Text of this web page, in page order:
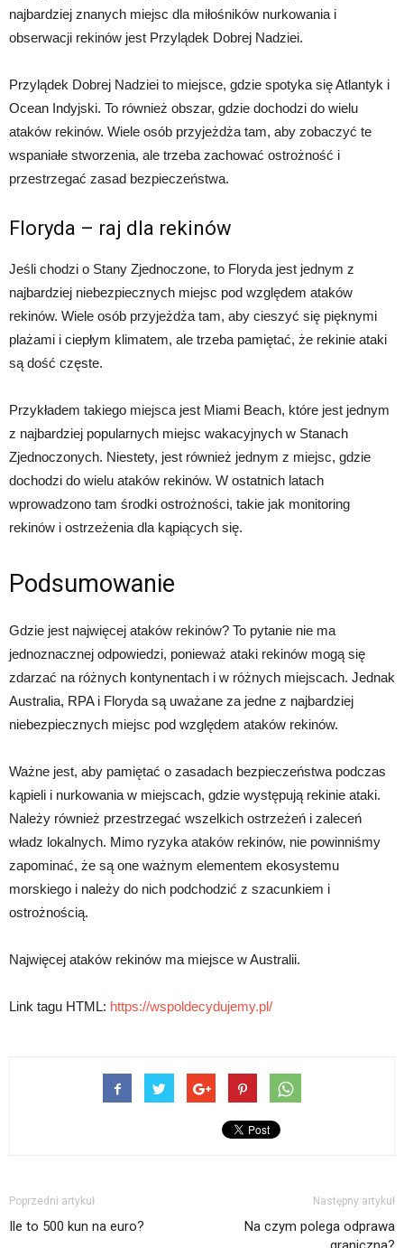
najbardziej znanych miejsc dla miłośników nurkowania i
obserwacji rekinów jest Przylądek Dobrej Nadziei.
Przylądek Dobrej Nadziei to miejsce, gdzie spotyka się Atlantyk i
Ocean Indyjski. To również obszar, gdzie dochodzi do wielu
ataków rekinów. Wiele osób przyjeżdża tam, aby zobaczyć te
wspaniałe stworzenia, ale trzeba zachować ostrożność i
przestrzegać zasad bezpieczeństwa.
Floryda – raj dla rekinów
Jeśli chodzi o Stany Zjednoczone, to Floryda jest jednym z
najbardziej niebezpiecznych miejsc pod względem ataków
rekinów. Wiele osób przyjeżdża tam, aby cieszyć się pięknymi
plażami i ciepłym klimatem, ale trzeba pamiętać, że rekinie ataki
są dość częste.
Przykładem takiego miejsca jest Miami Beach, które jest jednym
z najbardziej popularnych miejsc wakacyjnych w Stanach
Zjednoczonych. Niestety, jest również jednym z miejsc, gdzie
dochodzi do wielu ataków rekinów. W ostatnich latach
wprowadzono tam środki ostrożności, takie jak monitoring
rekinów i ostrzeżenia dla kąpiących się.
Podsumowanie
Gdzie jest najwięcej ataków rekinów? To pytanie nie ma
jednoznacznej odpowiedzi, ponieważ ataki rekinów mogą się
zdarzać na różnych kontynentach i w różnych miejscach. Jednak
Australia, RPA i Floryda są uważane za jedne z najbardziej
niebezpiecznych miejsc pod względem ataków rekinów.
Ważne jest, aby pamiętać o zasadach bezpieczeństwa podczas
kąpieli i nurkowania w miejscach, gdzie występują rekinie ataki.
Należy również przestrzegać wszelkich ostrzeżeń i zaleceń
władz lokalnych. Mimo ryzyka ataków rekinów, nie powinniśmy
zapominać, że są one ważnym elementem ekosystemu
morskiego i należy do nich podchodzić z szacunkiem i
ostrożnością.
Najwięcej ataków rekinów ma miejsce w Australii.
Link tagu HTML: https://wspoldecydujemy.pl/
Poprzedni artykuł
Ile to 500 kun na euro?
Następny artykuł
Na czym polega odprawa